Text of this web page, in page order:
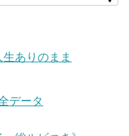
ありのまま
データ